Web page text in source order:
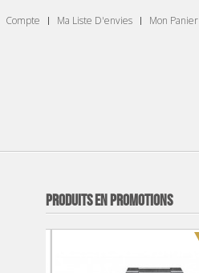
Compte Ma Liste D'envies Mon Panier
PRODUITS EN PROMOTIONS